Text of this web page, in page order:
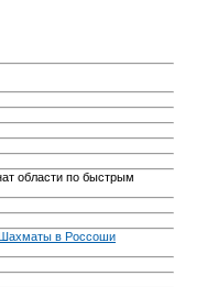
области по быстрым
в Россоши